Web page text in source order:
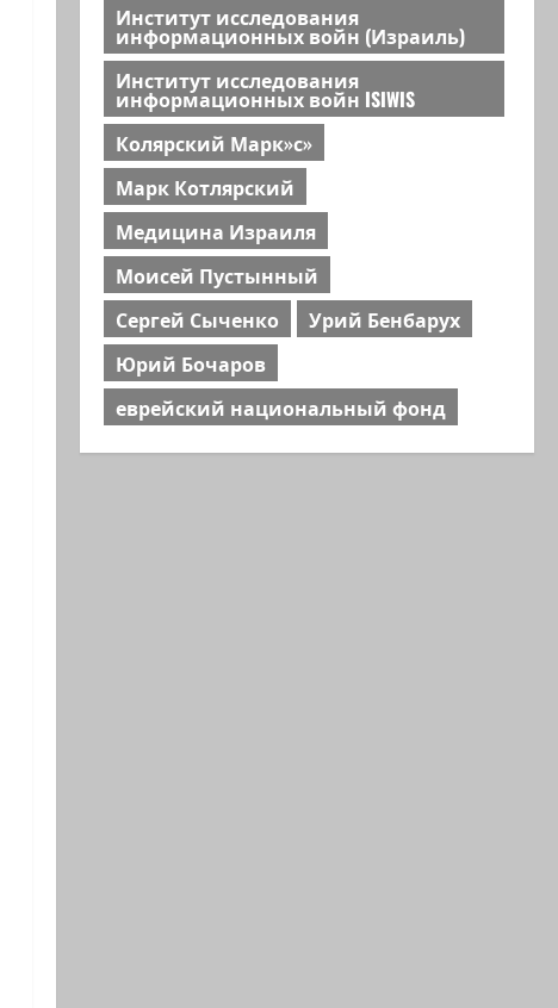
Институт исследования
информационных войн (Израиль)
Институт исследования
информационных войн ISIWIS
Колярский Марк»с»
Марк Котлярский
Медицина Израиля
Моисей Пустынный
Сергей Сыченко
Урий Бенбарух
Юрий Бочаров
еврейский национальный фонд